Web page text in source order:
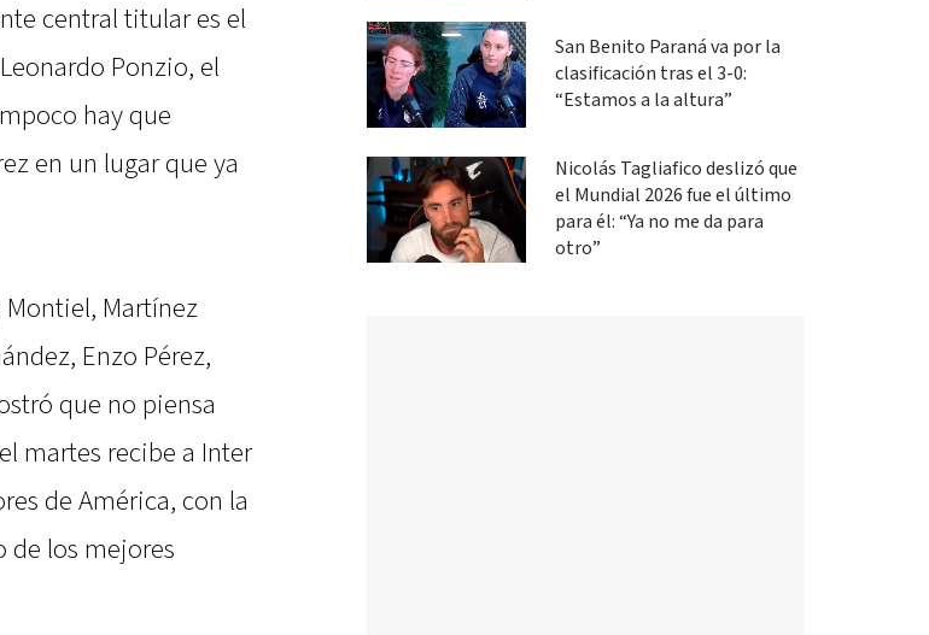
central titular es el
Ponzio, el
hay que
en un lugar que ya
Martínez
Enzo Pérez,
que no piensa
martes recibe a Inter
de América, con la
de los mejores
San Benito Paraná va por la
clasificación tras el 3-0:
“Estamos a la altura”
Nicolás Tagliafico deslizó que
el Mundial 2026 fue el último
para él: “Ya no me da para
otro”